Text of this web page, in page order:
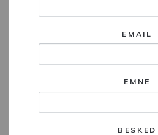
EMAIL
EMNE
BESKED